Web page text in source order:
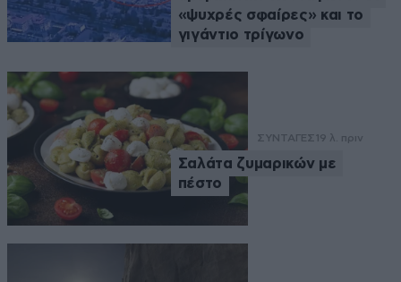
«ψυχρές σφαίρες» και το
γιγάντιο τρίγωνο
ΣΥΝΤΑΓΕΣ 19 λ. πριν
Σαλάτα ζυμαρικών με
πέστο